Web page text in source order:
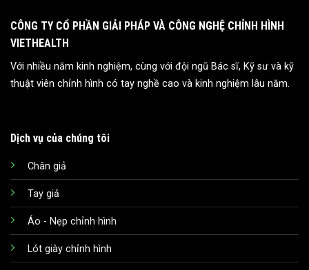
CÔNG TY CỔ PHẦN GIẢI PHÁP VÀ CÔNG NGHỆ CHỈNH HÌNH
VIETHEALTH
Với nhiều năm kinh nghiệm, cùng với đội ngũ Bác sĩ, Kỹ sư và kỹ
thuật viên chỉnh hình có tay nghề cao và kinh nghiệm lâu năm.
Dịch vụ của chúng tôi
Chân giả
Tay giả
Áo - Nẹp chỉnh hình
Lót giày chỉnh hình